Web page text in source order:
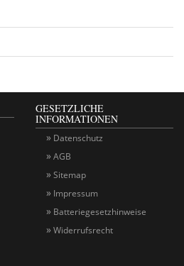
GESETZLICHE
INFORMATIONEN
Datenschutz
AGB
Sitemap
Impressum
Batteriegesetzhinweise
Widerrufsrecht